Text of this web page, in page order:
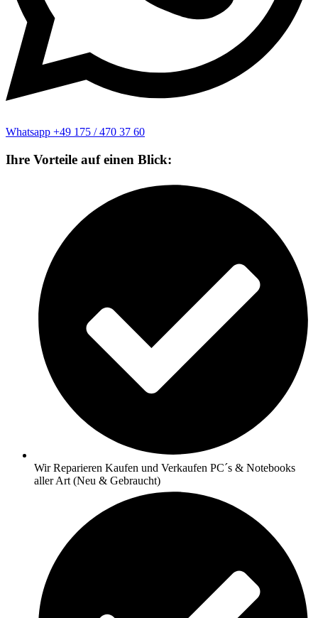
Whatsapp +49 175 / 470 37 60
Ihre Vorteile auf einen Blick:
Wir Reparieren Kaufen und Verkaufen PC´s & Notebooks
aller Art (Neu & Gebraucht)